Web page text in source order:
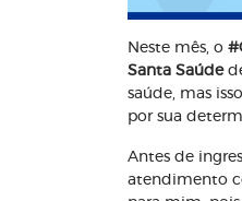
Neste mês, o
Santa Saúde
saúde, mas
por sua
Antes de
atendimento